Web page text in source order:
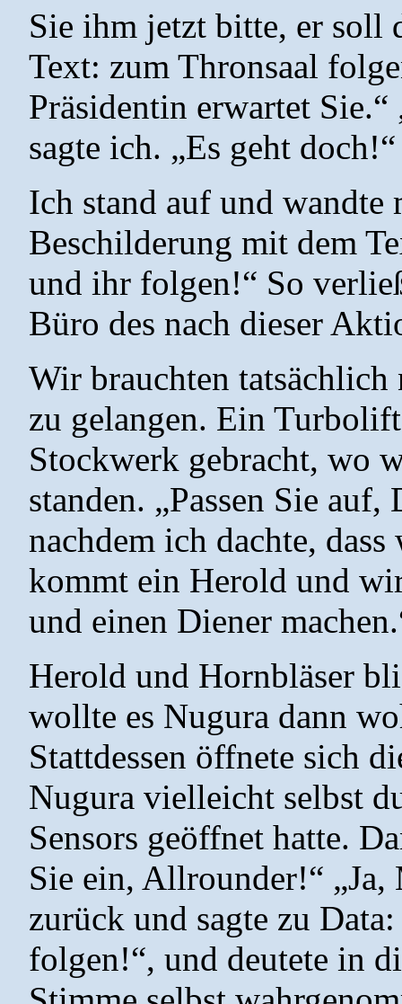
Sie ihm jetzt bitte, er soll
Text: zum Thronsaal
Präsidentin erwartet
sagte ich. „Es geht doch!“
Ich stand auf und wandte
Beschilderung mit dem
und ihr folgen!“ So
Büro des nach dieser
Wir brauchten
zu gelangen. Ein
Stockwerk gebracht, wo
standen. „Passen Sie
nachdem ich dachte,
kommt ein Herold und
und einen Diener
Herold und Hornbläser
wollte es Nugura dann
Stattdessen öffnete sich
Nugura vielleicht selbst
Sensors geöffnet hatte.
Sie ein, Allrounder!“ „Ja,
zurück und sagte zu
folgen!“, und deutete in